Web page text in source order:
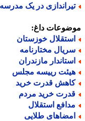
در یک مدرسه در تایلند/2 کشته
داغ:
خوزستان
مختارنامه
مازندران
رییسه مجلس
قدرت خرید
خرید مردم
استقلال
طلایی